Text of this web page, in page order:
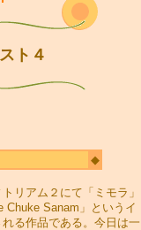
ト４
◆
リアム２にて「ミモラ」
Chuke Sanam」というイ
る作品である。今日は一